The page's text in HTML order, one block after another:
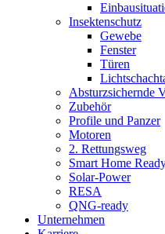
Insektenschutz
Gewebe
Fenster
Türen
Absturzsichernde
Zubehör
Profile und Panzer
Motoren
2. Rettungsweg
Smart Home
Solar-Power
RESA
QNG-ready
Unternehmen